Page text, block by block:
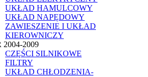
UKŁAD HAMULCOWY
UKŁAD NAPĘDOWY
ZAWIESZENIE I UKŁAD
KIEROWNICZY
2004-2009
CZĘŚCI SILNIKOWE
FILTRY
UKŁAD CHŁODZENIA-